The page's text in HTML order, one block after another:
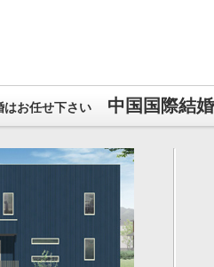
はお任せ下さい 中国国際結